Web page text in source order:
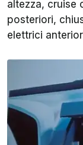
altezza, cruise
posteriori,
elettrici